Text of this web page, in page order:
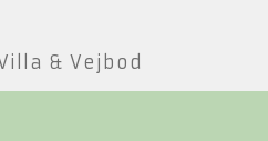
& Vejbod